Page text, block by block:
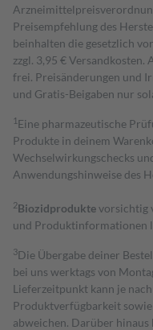
Preisempfehlung des
beinhalten die gesetzlich
zzgl. 3,95 €
frei. Preisänderungen und
und Gratis-Beigaben nur
1 Eine pharmazeutische
Produkte in deinem
Wechselwirkungschecks
Anwendungshinweise des
2Biozidproduktevorsichtig
und Produktinformationen
3Die Übergabe deiner
bei uns werktags von
Lieferzeitpunkt kann je
Produktverfügbarkeit
abweichen. Darüber